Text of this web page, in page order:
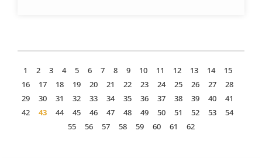
1 2 3 4 5 6 7 8 9 10 11 12 13 14
15
16
17 18 19 20 21 22 23 24 25 26 27
28
29
30 31 32 33 34 35 36 37 38 39 40
41
42
43 44 45 46 47 48 49 50 51 52 53
54
55
56 57 58 59 60 61 62